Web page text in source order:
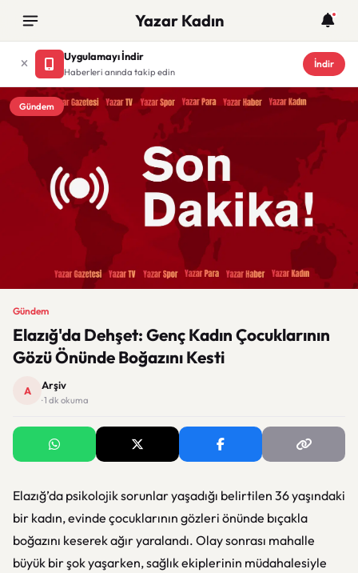
Yazar Kadın
Uygulamayı İndir
Haberleri anında takip edin
İndir
Gündem
Gündem
Elazığ'da Dehşet: Genç Kadın Çocuklarının
Gözü Önünde Boğazını Kesti
A Arşiv
· 1 dk okuma
Elazığ’da psikolojik sorunlar yaşadığı belirtilen 36 yaşındaki
bir kadın, evinde çocuklarının gözleri önünde bıçakla
boğazını keserek ağır yaralandı. Olay sonrası mahalle
büyük bir şok yaşarken, sağlık ekiplerinin müdahalesiyle